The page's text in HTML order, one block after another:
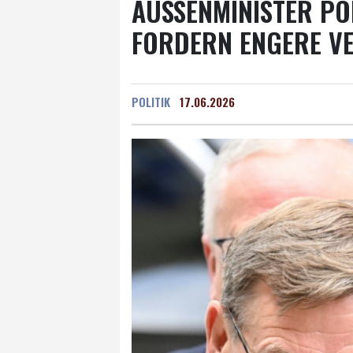
AUSSENMINISTER
ORDERN ENGERE
POLITIK 17.06.2026